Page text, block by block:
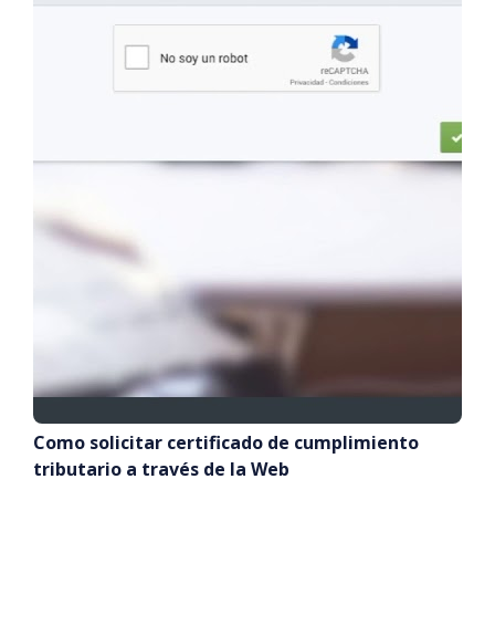
Como solicitar certificado de cumplimiento
tributario a través de la Web